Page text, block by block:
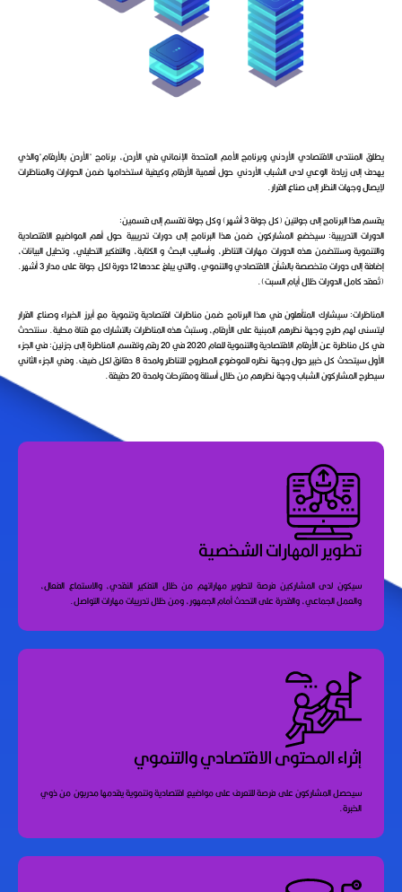
يطلق المنتدى الاقتصادي الأردني وبرنامج الأمم المتحدة الإنمائي في الأردن، برنامج "الأردن بالأرقام"والذي
يهدف إلى زيادة الوعي لدى الشباب الأردني حول أهمية الأرقام وكيفية استخدامها ضمن الحوارات والمناظرات
لإيصال وجهات النظر إلى صناع القرار.
يقسم هذا البرنامج إلى جولتين (كل جولة 3 أشهر) وكل جولة تقسم إلى قسمين:
الدورات التدريبية: سيخضع المشاركون ضمن هذا البرنامج إلى دورات تدريبية حول أهم المواضيع الاقتصادية
والتنموية وستتضمن هذه الدورات مهارات التناظر، وأساليب البحث و الكتابة، والتفكير التحليلي، وتحليل البيانات،
إضافة إلى دورات متخصصة بالشأن الاقتصادي والتنموي، والتي يبلغ عددها 12 دورة لكل جولة على مدار 3 أشهر.
(تُعقد كامل الدورات خلال أيام السبت).
المناظرات: سيشارك المتأهلون في هذا البرنامج ضمن مناظرات اقتصادية وتنموية مع أبرز الخبراء وصناع القرار
ليتسنى لهم طرح وجهة نظرهم المبنية على الأرقام، وستبث هذه المناظرات بالتشارك مع قناة محلية. سنتحدث
في كل مناظرة عن الأرقام الاقتصادية والتنموية للعام 2020 في 20 رقم وتقسم المناظرة إلى جزئين: في الجزء
الأول سيتحدث كل خبير حول وجهة نظره للموضوع المطروح للتناظر ولمدة 8 دقائق لكل ضيف. وفي الجزء الثاني
سيطرح المشاركون الشباب وجهة نظرهم من خلال أسئلة ومقترحات ولمدة 20 دقيقة.
تطوير المهارات الشخصية
سيكون لدى المشاركين فرصة لتطوير مهاراتهم من خلال التفكير النقدي، والاستماع الفعال،
والعمل الجماعي، والقدرة على التحدث أمام الجمهور، ومن خلال تدريبات مهارات التواصل.
إثراء المحتوى الاقتصادي والتنموي
سيحصل المشاركون على فرصة للتعرف على مواضيع اقتصادية وتنموية يقدمها مدربون من ذوي
الخبرة.